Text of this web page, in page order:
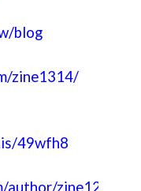
blog
zine1314/
49wfh8
zine1215